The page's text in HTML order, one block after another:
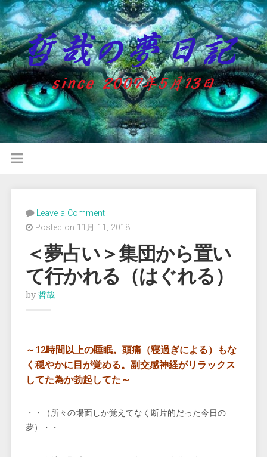
Leave a Comment
Posted on 11月 11, 2018
＜夢占い＞集団から置い
て行かれる（はぐれる）
by 哲哉
～12時間以上の睡眠。頭痛（寝過ぎによる）もな
く穏やかに目が覚める。副交感神経がリラックス
してた為か勃起してた～
・・（所々の場面しか覚えてなく断片的だった今日の
夢）・・